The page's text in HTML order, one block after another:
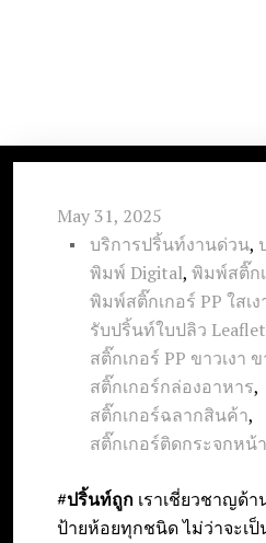
n
May 31, 2025
บริการปริ้นท์งานด่วน,
พิมพ์ Digital, พิมพ์สติ๊ก
พิมพ์สติ๊กเกอร์ PP ใสเง
รับปริ้นท์ใบปลิว Leaflet
สติ๊กเกอร์ PP ขาวเงา
สติ๊กเกอร์กล่องอาหาร,
สติ๊กเกอร์ฉลากสินค้า,
สติ๊กเกอร์ติดกระจกหน้
#ปริ้นท์ถูก เราเชี่ยวชาญด้
ป้ายห้อยทุกชนิด ไม่ว่าจะเ